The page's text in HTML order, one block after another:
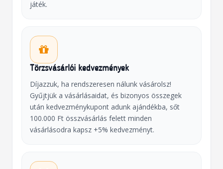
játék.
Törzsvásárlói kedvezmények
Díjazzuk, ha rendszeresen nálunk vásárolsz!
Gyűjtjük a vásárlásaidat, és bizonyos összegek
után kedvezménykupont adunk ajándékba, sőt
100.000 Ft összvásárlás felett minden
vásárlásodra kapsz +5% kedvezményt.